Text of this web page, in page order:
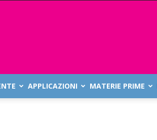
APPLICAZIONI MATERIE PRIME